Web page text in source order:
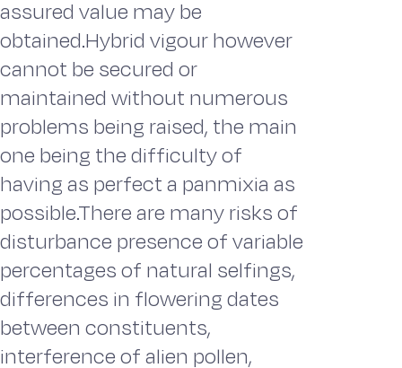
assured value may be
obtained.Hybrid vigour however
cannot be secured or
maintained without numerous
problems being raised, the main
one being the difficulty of
having as perfect a panmixia as
possible.There are many risks of
disturbance presence of variable
percentages of natural selfings,
differences in flowering dates
between constituents,
interference of alien pollen,